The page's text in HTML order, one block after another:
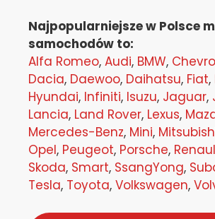
Najpopularniejsze w Polsce
samochodów to:
Alfa Romeo, Audi, BMW,
Dacia, Daewoo, Daihatsu, Fiat,
Hyundai, Infiniti, Isuzu, Jaguar,
Lancia, Land Rover, Lexus,
Mercedes-Benz, Mini,
Opel, Peugeot, Porsche,
Skoda, Smart, SsangYong,
Tesla, Toyota, Volkswagen,